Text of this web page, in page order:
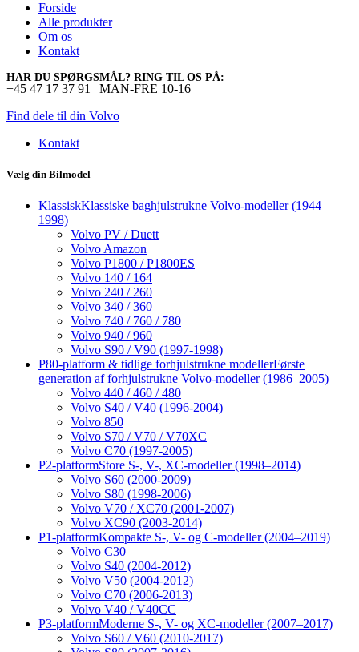
Forside
Alle produkter
Om os
Kontakt
HAR DU SPØRGSMÅL? RING TIL OS PÅ:
+45 47 17 37 91 | MAN-FRE 10-16
Find dele til din Volvo
Kontakt
Vælg din Bilmodel
KlassiskKlassiske baghjulstrukne Volvo-modeller (1944–
1998)
Volvo PV / Duett
Volvo Amazon
Volvo P1800 / P1800ES
Volvo 140 / 164
Volvo 240 / 260
Volvo 340 / 360
Volvo 740 / 760 / 780
Volvo 940 / 960
Volvo S90 / V90 (1997-1998)
P80-platform & tidlige forhjulstrukne modellerFørste
generation af forhjulstrukne Volvo-modeller (1986–2005)
Volvo 440 / 460 / 480
Volvo S40 / V40 (1996-2004)
Volvo 850
Volvo S70 / V70 / V70XC
Volvo C70 (1997-2005)
P2-platformStore S-, V-, XC-modeller (1998–2014)
Volvo S60 (2000-2009)
Volvo S80 (1998-2006)
Volvo V70 / XC70 (2001-2007)
Volvo XC90 (2003-2014)
P1-platformKompakte S-, V- og C-modeller (2004–2019)
Volvo C30
Volvo S40 (2004-2012)
Volvo V50 (2004-2012)
Volvo C70 (2006-2013)
Volvo V40 / V40CC
P3-platformModerne S-, V- og XC-modeller (2007–2017)
Volvo S60 / V60 (2010-2017)